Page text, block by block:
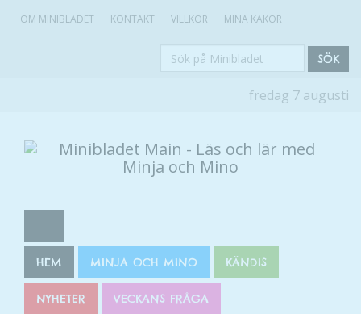
OM MINIBLADET KONTAKT VILLKOR MINA KAKOR
Sök
SÖK
fredag 7 augusti
HEM MINJA OCH MINO KÄNDIS
NYHETER VECKANS FRÅGA